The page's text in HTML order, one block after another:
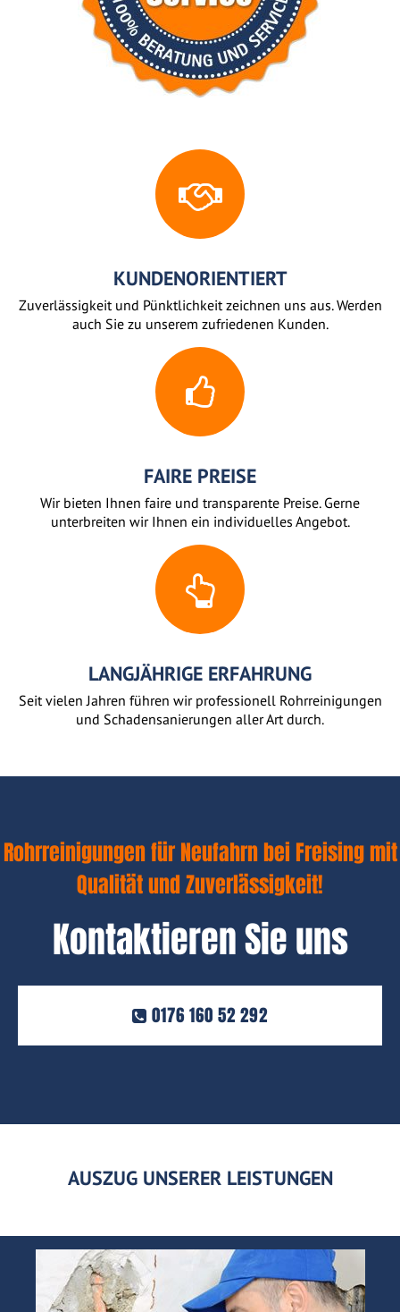
KUNDENORIENTIERT
Zuverlässigkeit und Pünktlichkeit zeichnen uns aus. Werden
auch Sie zu unserem zufriedenen Kunden.
FAIRE PREISE
Wir bieten Ihnen faire und transparente Preise. Gerne
unterbreiten wir Ihnen ein individuelles Angebot.
LANGJÄHRIGE ERFAHRUNG
Seit vielen Jahren führen wir professionell Rohrreinigungen
und Schadensanierungen aller Art durch.
Rohrreinigungen für Neufahrn bei Freising mit
Qualität und Zuverlässigkeit!
Kontaktieren Sie uns
0176 160 52 292
AUSZUG UNSERER LEISTUNGEN